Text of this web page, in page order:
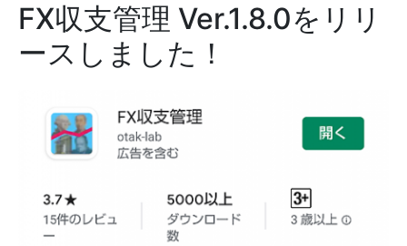
FX収支管理 Ver.1.8.0をリリ
ースしました！